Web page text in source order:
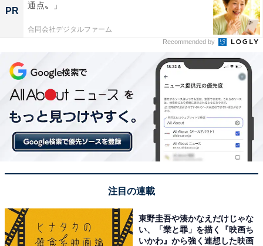
All About ニュースの編集者。オールアバウトに入社後、SNSトレン
ドにフォーカスした記事執筆やSEOライティングの経験を経て、の
ちにAll About ニュースチームのメンバーに加入。現在は旅行・カル
チャー・エンタメなどを中心に企画編集を担当。東京都出身。居酒
...続きを読む
8位までのランキング結果を見る
PR
通点〟」
合同会社デジタルファーム
Recommended by
注目の連載
東野圭吾や湊かなえだけじゃな
い、「業と罪」を描く『映画ち
いかわ』から強く連想した映画